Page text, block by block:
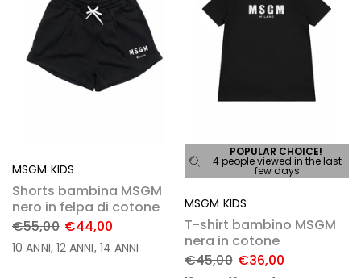
MSGM KIDS
Shorts bambina MSGM
nero in felpa di cotone
€55,00 €44,00
10 ANNI 12 ANNI 14 ANNI
POPULAR CHOICE!
4 people viewed in the last
few days
MSGM KIDS
T-shirt bambino MSGM
nera in cotone
€45,00 €36,00